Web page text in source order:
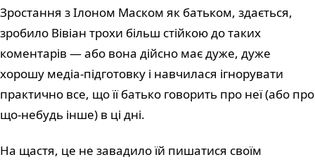
Зростання з Ілоном Маском як батьком, здається,
зробило Вівіан трохи більш стійкою до таких
коментарів — або вона дійсно має дуже, дуже
хорошу медіа-підготовку і навчилася ігнорувати
практично все, що її батько говорить про неї (або про
що-небудь інше) в ці дні.
На щастя, це не завадило їй пишатися своїм